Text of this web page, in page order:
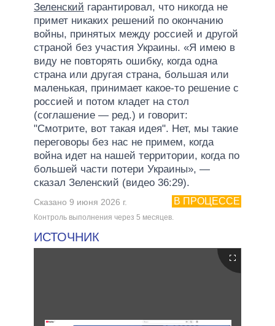
Зеленский гарантировал, что никогда не
примет никаких решений по окончанию
войны, принятых между россией и другой
страной без участия Украины. «Я имею в
виду не повторять ошибку, когда одна
страна или другая страна, большая или
маленькая, принимает какое-то решение с
россией и потом кладет на стол
(соглашение — ред.) и говорит:
"Смотрите, вот такая идея". Нет, мы такие
переговоры без нас не примем, когда
война идет на нашей территории, когда по
большей части потери Украины», —
сказал Зеленский (видео 36:29).
В ПРОЦЕССЕ
Сказано 9 июня 2026 г.
Контроль выполнения через 5 месяцев.
ИСТОЧНИК